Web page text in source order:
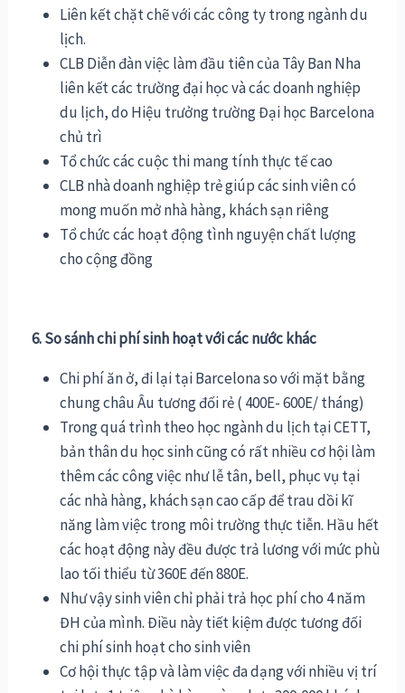
Liên kết chặt chẽ với các công ty trong ngành du
lịch.
CLB Diễn đàn việc làm đầu tiên của Tây Ban Nha
liên kết các trường đại học và các doanh nghiệp
du lịch, do Hiệu trưởng trường Đại học Barcelona
chủ trì
Tổ chức các cuộc thi mang tính thực tế cao
CLB nhà doanh nghiệp trẻ giúp các sinh viên có
mong muốn mở nhà hàng, khách sạn riêng
Tổ chức các hoạt động tình nguyện chất lượng
cho cộng đồng
6. So sánh chi phí sinh hoạt với các nước khác
Chi phí ăn ở, đi lại tại Barcelona so với mặt bằng
chung châu Âu tương đối rẻ ( 400E- 600E/ tháng)
Trong quá trình theo học ngành du lịch tại CETT,
bản thân du học sinh cũng có rất nhiều cơ hội làm
thêm các công việc như lễ tân, bell, phục vụ tại
các nhà hàng, khách sạn cao cấp để trau dồi kĩ
năng làm việc trong môi trường thực tiễn. Hầu hết
các hoạt động này đều được trả lương với mức phù
lao tối thiểu từ 360E đến 880E.
Như vậy sinh viên chỉ phải trả học phí cho 4 năm
ĐH của mình. Điều này tiết kiệm được tương đối
chi phí sinh hoạt cho sinh viên
Cơ hội thực tập và làm việc đa dạng với nhiều vị trí